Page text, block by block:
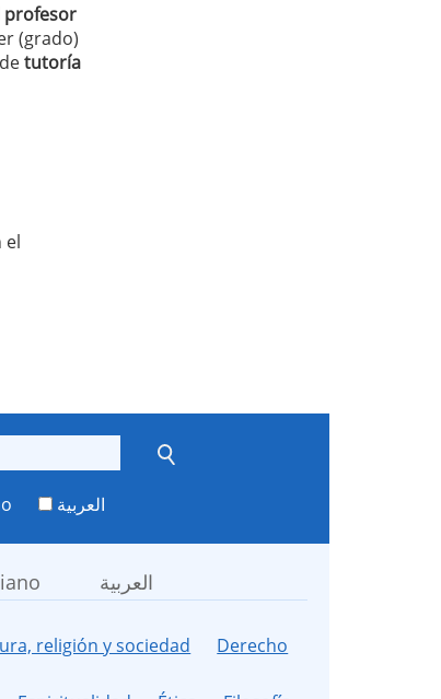
profesor
(grado)
tutoría
el
العربية
العربية
religión y sociedad Derecho